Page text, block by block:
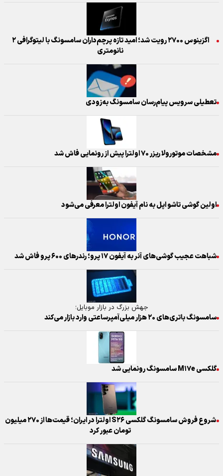
اگزینوس ۲۷۰۰ رویت شد؛ امید تازه پرچم‌داران سامسونگ با لیتوگرافی ۲
نانومتری
تعطیلی سرویس پیام‌رسان سامسونگ به‌زودی
مشخصات موتورولا ریزر ۷۰ اولترا پیش از رونمایی فاش شد
اولین گوشی تاشو اپل به نام آیفون اولترا معرفی می‌شود
شباهت عجیب گوشی‌های آنر به آیفون ۱۷ پرو؛ رندر‌های ۶۰۰ پرو فاش شد
جهش بزرگ در بازار موبایل؛
سامسونگ باتری‌های ۲۰ هزار میلی‌آمپرساعتی وارد بازار می‌کند
گلکسی M۱۷e سامسونگ رونمایی شد
شروع فروش سامسونگ گلکسی S۲۶ اولترا در ایران؛ قیمت‌ها از ۲۷۰ میلیون
تومان عبور کرد